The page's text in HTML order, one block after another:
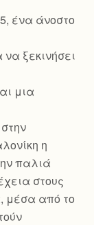
ένα άνοστο
ξεκινήσει
μια
η
παλιά
στους
μέσα από το